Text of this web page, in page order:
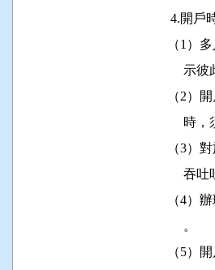
4.
吞
                    。